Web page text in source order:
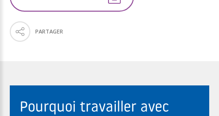
PARTAGER
Pourquoi travailler avec